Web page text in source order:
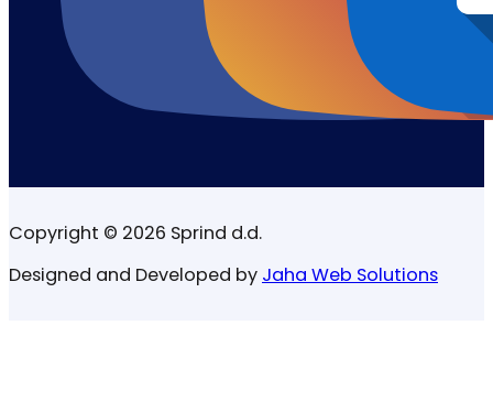
Copyright © 2026 Sprind d.d.
Designed and Developed by Jaha Web Solutions